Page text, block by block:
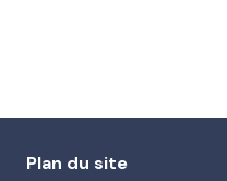
Plan du site